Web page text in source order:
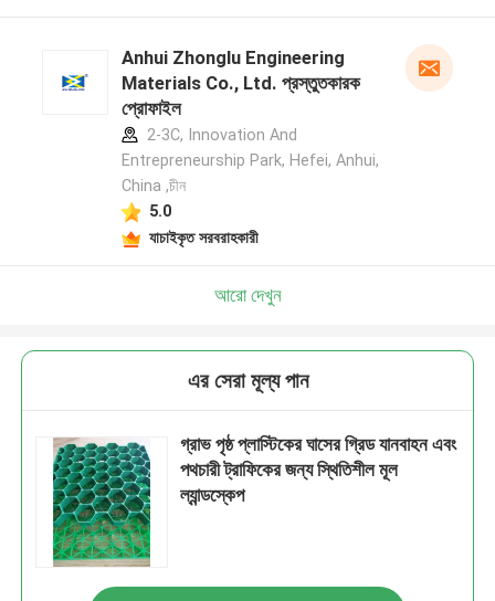
Anhui Zhonglu Engineering
Materials Co., Ltd. প্রস্তুতকারক
প্রোফাইল
2-3C, Innovation And
Entrepreneurship Park, Hefei, Anhui,
China ,চীন
5.0
যাচাইকৃত সরবরাহকারী
আরো দেখুন
এর সেরা মূল্য পান
গ্রাভ পৃষ্ঠ প্লাস্টিকের ঘাসের গ্রিড যানবাহন এবং
পথচারী ট্রাফিকের জন্য স্থিতিশীল মূল
ল্যান্ডস্কেপ